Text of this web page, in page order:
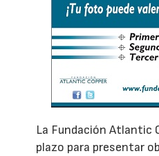
La Fundación Atlantic
plazo para presentar